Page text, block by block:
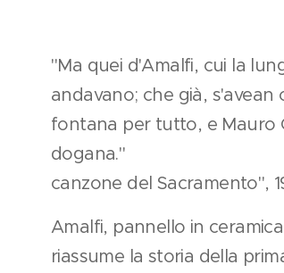
"Ma quei d'Amalfi, cui la
andavano; che già,
fontana per tutto, e Mauro
dogana."
canzone del Sacramento",
Amalfi, pannello in
riassume la storia della